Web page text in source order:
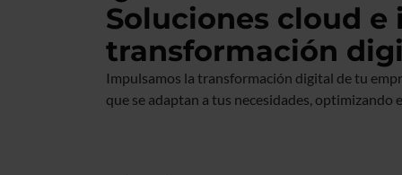
Soluciones cloud
transformación
Impulsamos la transformación digital de tu
que se adaptan a tus necesidades,